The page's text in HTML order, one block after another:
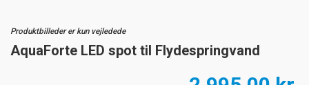
Produktbilleder er kun vejledede
AquaForte LED spot til Flydespringvand